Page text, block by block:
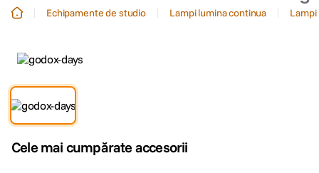
3. trepied telefon
peak design
Echipamente de studio Lampi lumina continua
Cele mai cumpărate accesorii